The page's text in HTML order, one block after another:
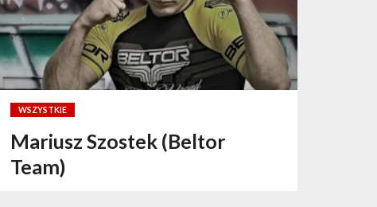
WSZYSTKIE
Mariusz Szostek (Beltor
Team)